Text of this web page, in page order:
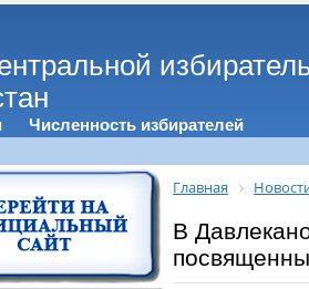
Численность избирателей
Главная
В